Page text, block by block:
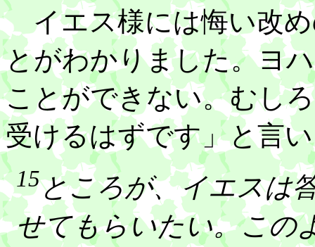
イエス様には悔い改め
とがわかりました。ヨ
ことができない。むし
受けるはずです」と言
15ところが、イエスは
せてもらいたい。この